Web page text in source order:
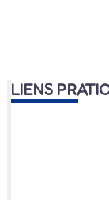
LIENS